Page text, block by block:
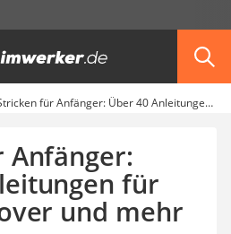
Stricken für Anfänger: Über 40 Anleitungen für Schals, Pullover und mehr
Anfänger:
für
und mehr